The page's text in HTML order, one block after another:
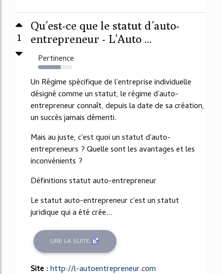
1
Qu´est-ce que le statut d´auto-
entrepreneur - L'Auto ...
Pertinence
66%
Un Régime spécifique de l'entreprise individuelle
désigné comme un statut, le régime d'auto-
entrepreneur connaît, depuis la date de sa création,
un succès jamais démenti.
Mais au juste, c'est quoi un statut d'auto-
entrepreneurs ? Quelle sont les avantages et les
inconvénients ?
Définitions statut auto-entrepreneur
Le statut auto-entrepreneur c'est un statut
juridique qui a été crée...
LIRE LA SUITE
Site :http://l-autoentrepreneur.com